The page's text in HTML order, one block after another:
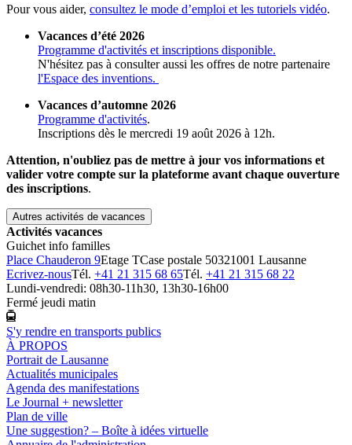
Pour vous aider, consultez le mode d’emploi et les tutoriels vidéo.
Vacances d’été 2026
Programme d'activités et inscriptions disponible.
N'hésitez pas à consulter aussi les offres de notre partenaire
l'Espace des inventions.
Vacances d’automne 2026
Programme d'activités.
Inscriptions dès le mercredi 19 août 2026 à 12h.
Attention, n'oubliez pas de mettre à jour vos informations et
valider votre compte sur la plateforme avant chaque ouverture
des inscriptions.
Autres activités de vacances
Activités vacances
Guichet info familles
Place Chauderon 9Etage TCase postale 50321001 Lausanne
Ecrivez-nousTél. +41 21 315 68 65Tél. +41 21 315 68 22
Lundi-vendredi: 08h30-11h30, 13h30-16h00
Fermé jeudi matin
S'y rendre en transports publics
À PROPOS
Portrait de Lausanne
Actualités municipales
Agenda des manifestations
Le Journal + newsletter
Plan de ville
Une suggestion? – Boîte à idées virtuelle